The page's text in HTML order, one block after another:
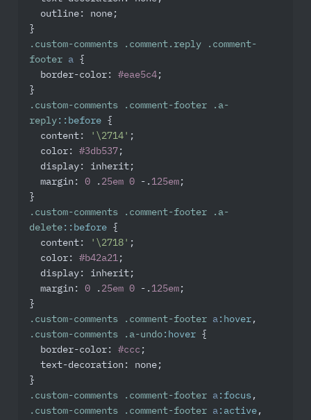
outline : none;
.custom-comments
.comment .reply
.comment-
footer
a {
border-color : #eae5c4 ;
.custom-comments
.comment-footer
.a-
reply ::before {
content : '\2714' ;
color : #3db537 ;
display : inherit;
margin : 0 . 25em 0 -. 125em ;
.custom-comments
.comment-footer
.a-
delete ::before {
content : '\2718' ;
color : #b42a21 ;
display : inherit;
margin : 0 . 25em 0 -. 125em ;
.custom-comments
.comment-footer a :hover
.custom-comments
.a-undo :hover {
border-color : #ccc ;
text-decoration : none;
.custom-comments
.comment-footer a :focus
.custom-comments
.comment-footer a :active